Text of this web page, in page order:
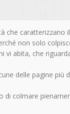
che caratterizzano
non solo
vi abita, che
delle pagine più
colmare